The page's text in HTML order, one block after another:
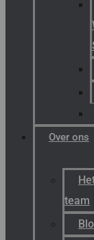
Over ons
Het
team